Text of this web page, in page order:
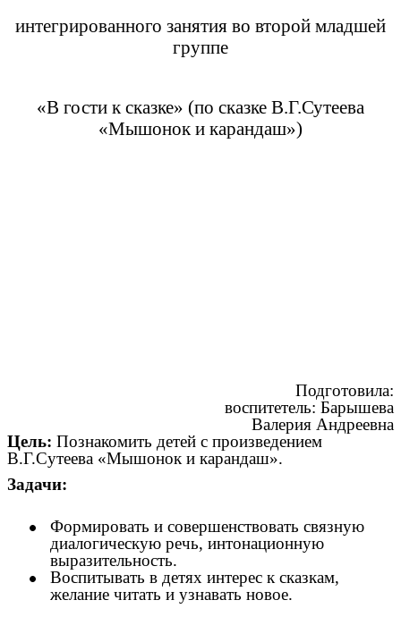
интегрированного занятия во второй младшей
группе
«В гости к сказке» (по сказке В.Г.Сутеева
«Мышонок и карандаш»)
Подготовила:
воспитетель: Барышева
Валерия Андреевна
Цель: Познакомить детей с произведением
В.Г.Сутеева «Мышонок и карандаш».
Задачи:
Формировать и совершенствовать связную
диалогическую речь, интонационную
выразительность.
Воспитывать в детях интерес к сказкам,
желание читать и узнавать новое.